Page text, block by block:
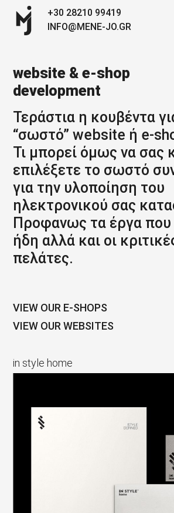
+30 28210 99419
INFO@MENE-JO.GR
website & e-shop
development
Τεράστια η κουβέντα
“σωστό” website ή e-
Τι μπορεί όμως να σας
επιλέξετε το σωστό
για την υλοποίηση του
ηλεκτρονικού σας
Προφανως τα έργα
ήδη αλλά και οι
πελάτες.
VIEW OUR E-SHOPS
VIEW OUR WEBSITES
in style home